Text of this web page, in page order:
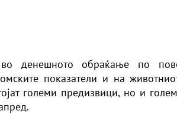
во денешното обраќање по
показатели и на
големи предизвици, но и